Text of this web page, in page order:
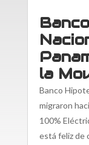
la
Banco
migraron
100%
está feliz de